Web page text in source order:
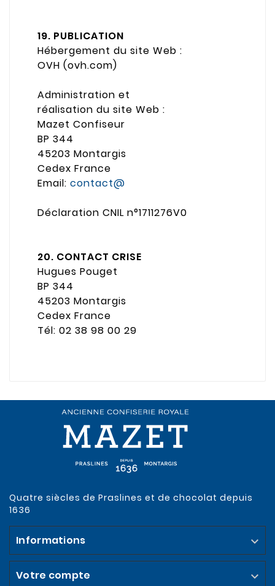
19. PUBLICATION
Hébergement du site Web :
OVH (ovh.com)
Administration et
réalisation du site Web :
Mazet Confiseur
BP 344
45203 Montargis
Cedex France
Email: contact@
Déclaration CNIL n°1711276V0
20. CONTACT CRISE
Hugues Pouget
BP 344
45203 Montargis
Cedex France
Tél: 02 38 98 00 29
Quatre siècles de Praslines et de chocolat depuis
1636
Informations 
Votre compte 